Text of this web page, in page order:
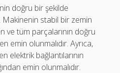
doğru bir şekilde
Makinenin stabil bir zemin
ve tüm parçalarının doğru
emin olunmalıdır. Ayrıca,
elektrik bağlantılarının
emin olunmalıdır.